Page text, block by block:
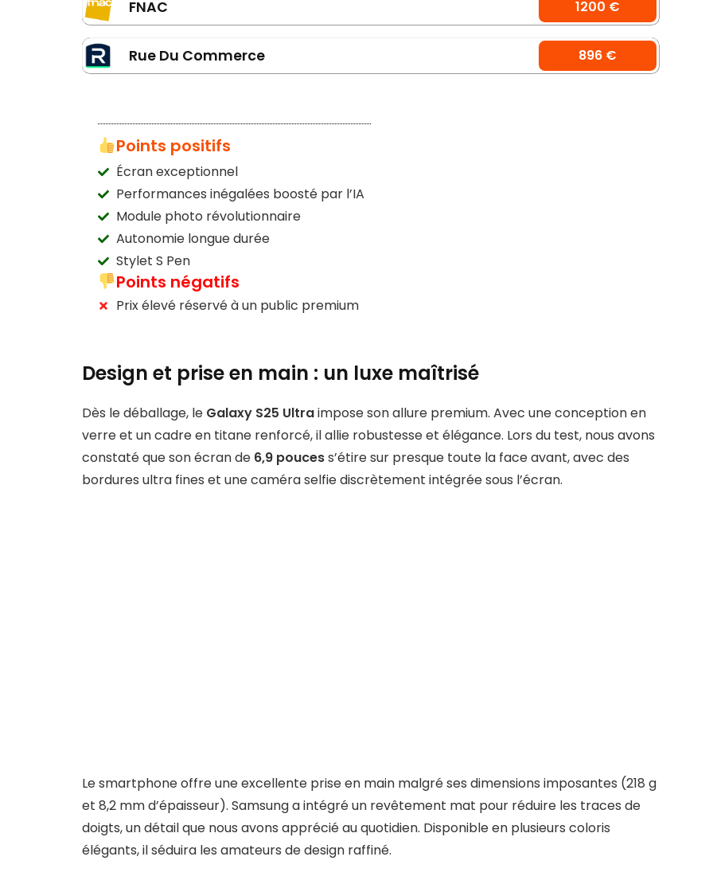
FNAC 1200 €
Rue Du Commerce 896 €
Points positifs
Écran exceptionnel
Performances inégalées boosté par l’IA
Module photo révolutionnaire
Autonomie longue durée
Stylet S Pen
Points négatifs
Prix élevé réservé à un public premium
Design et prise en main : un luxe maîtrisé
Dès le déballage, le Galaxy S25 Ultraimpose son allure premium. Avec une conception en
verre et un cadre en titane renforcé, il allie robustesse et élégance. Lors du test, nous avons
constaté que son écran de 6,9 poucess’étire sur presque toute la face avant, avec des
bordures ultra fines et une caméra selfie discrètement intégrée sous l’écran.
Le smartphone offre une excellente prise en main malgré ses dimensions imposantes (218 g
et 8,2 mm d’épaisseur). Samsung a intégré un revêtement mat pour réduire les traces de
doigts, un détail que nous avons apprécié au quotidien. Disponible en plusieurs coloris
élégants, il séduira les amateurs de design raffiné.